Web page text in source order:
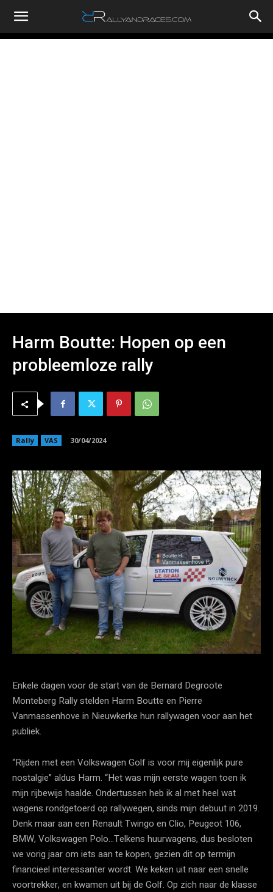
RallyandRaces.com
Harm Boutte: Hopen op een
probleemloze rally
Rally VAS 30/04/2024
Enkele dagen voor de start van de Bernard Degroote
Monteberg Rally stelden Harm Boutte en Pierre
Vanmassenhove in Nieuwkerke hun rallywagen voor aan het
publiek.
“Rijden met een Volkswagen Golf is voor mij eigenlijk pure
nostalgie” aldus Harm. “Het was mijn eerste wagen toen ik
mijn rijbewijs haalde. Ondertussen heb ik al met heel wat
wagens rondgetoerd op rallywegen, sinds mijn debuut in 2019.
Denk maar aan een Renault Twingo en Clio, Peugeot 106,
BMW, Volkswagen Polo…Telkens huurwagens, dus besloten
we vorig jaar om iets aan te kopen, gezien dit op termijn
financieel interessanter wordt. We keken uit naar een snelle
voortrekker, en kwamen uit bij de Golf. Op zich naar de klasse